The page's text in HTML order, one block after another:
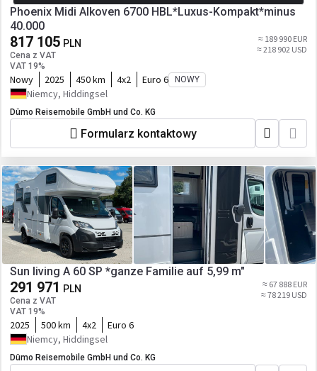
Phoenix Midi Alkoven 6700 HBL*Luxus-Kompakt*minus
40.000
817 105 PLN
Cena z VAT
VAT 19%
≈ 189 990 EUR
≈ 218 902 USD
Nowy 2025 450 km 4x2 Euro 6 NOWY
Niemcy, Hiddingsel
Dümo Reisemobile GmbH und Co. KG
Formularz kontaktowy
Sun living A 60 SP *ganze Familie auf 5,99 m"
291 971 PLN
Cena z VAT
VAT 19%
≈ 67 888 EUR
≈ 78 219 USD
2025 500 km 4x2
Euro 6
Niemcy, Hiddingsel
Dümo Reisemobile GmbH und Co. KG